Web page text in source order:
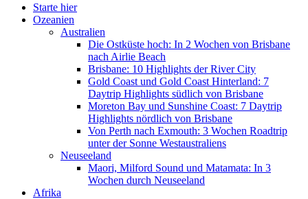
Starte hier
Ozeanien
Australien
Die Ostküste hoch: In 2 Wochen von Brisbane
nach Airlie Beach
Brisbane: 10 Highlights der River City
Gold Coast und Gold Coast Hinterland: 7
Daytrip Highlights südlich von Brisbane
Moreton Bay und Sunshine Coast: 7 Daytrip
Highlights nördlich von Brisbane
Von Perth nach Exmouth: 3 Wochen Roadtrip
unter der Sonne Westaustraliens
Neuseeland
Maori, Milford Sound und Matamata: In 3
Wochen durch Neuseeland
Afrika